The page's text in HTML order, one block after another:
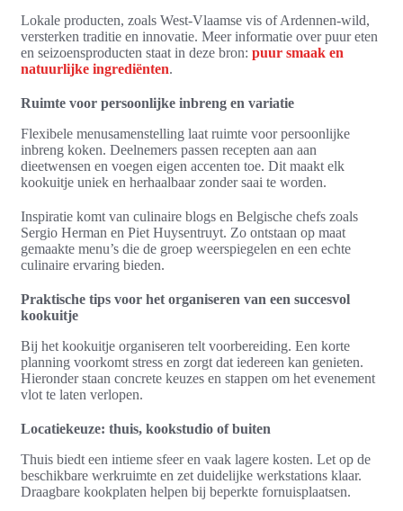
Lokale producten, zoals West-Vlaamse vis of Ardennen-wild,
versterken traditie en innovatie. Meer informatie over puur eten
en seizoensproducten staat in deze bron: puur smaak en
natuurlijke ingrediënten.
Ruimte voor persoonlijke inbreng en variatie
Flexibele menusamenstelling laat ruimte voor persoonlijke
inbreng koken. Deelnemers passen recepten aan aan
dieetwensen en voegen eigen accenten toe. Dit maakt elk
kookuitje uniek en herhaalbaar zonder saai te worden.
Inspiratie komt van culinaire blogs en Belgische chefs zoals
Sergio Herman en Piet Huysentruyt. Zo ontstaan op maat
gemaakte menu’s die de groep weerspiegelen en een echte
culinaire ervaring bieden.
Praktische tips voor het organiseren van een succesvol
kookuitje
Bij het kookuitje organiseren telt voorbereiding. Een korte
planning voorkomt stress en zorgt dat iedereen kan genieten.
Hieronder staan concrete keuzes en stappen om het evenement
vlot te laten verlopen.
Locatiekeuze: thuis, kookstudio of buiten
Thuis biedt een intieme sfeer en vaak lagere kosten. Let op de
beschikbare werkruimte en zet duidelijke werkstations klaar.
Draagbare kookplaten helpen bij beperkte fornuisplaatsen.